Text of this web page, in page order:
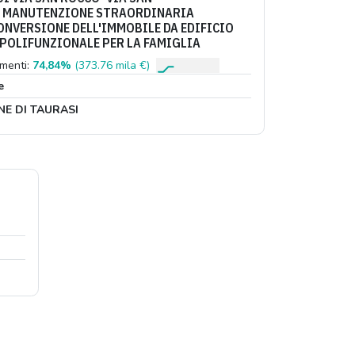
STRAORDINARIA
DELL'IMMOBILE DA EDIFICIO
PER LA FAMIGLIA
74,84% (373.76 mila €)
DI TAURASI